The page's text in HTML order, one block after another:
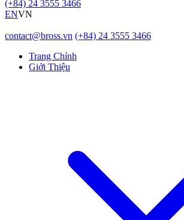
(+84) 24 3555 3466
ENVN
contact@bross.vn (+84) 24 3555 3466
Trang Chính
Giới Thiệu